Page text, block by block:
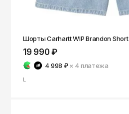
Шорты Carhartt WIP Brandon Short
19 990 ₽
4 998 ₽ × 4платежа
L